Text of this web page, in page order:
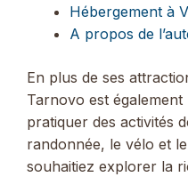
Hébergement à
A propos de
En plus de ses
Tarnovo est
pratiquer des activités
randonnée, le vélo et
souhaitiez explorer la